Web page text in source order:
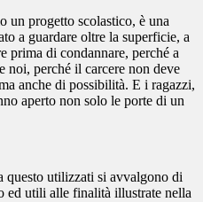
un progetto scolastico, è una
a guardare oltre la superficie, a
prima di condannare, perché a
noi, perché il carcere non deve
anche di possibilità. E i ragazzi,
aperto non solo le porte di un
questo utilizzati si avvalgono di
ed utili alle finalità illustrate nella